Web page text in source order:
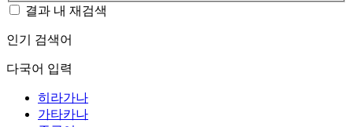
결과 내 재검색
인기 검색어
다국어 입력
히라가나
가타카나